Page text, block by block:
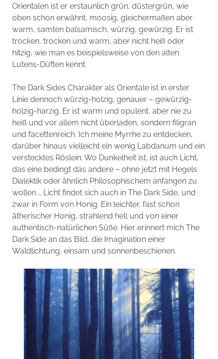
Orientalen ist er erstaunlich grün, düstergrün, wie
oben schon erwähnt, moosig, gleichermaßen aber
warm, samten balsamisch, würzig, gewürzig. Er ist
trocken, trocken und warm, aber nicht heiß oder
hitzig, wie man es beispielsweise von den alten
Lutens-Düften kennt.
The Dark Sides Charakter als Orientale ist in erster
Linie dennoch würzig-holzig, genauer – gewürzig-
holzig-harzig. Er ist warm und opulent, aber nie zu
heiß und vor allem nicht überladen, sondern filigran
und facettenreich. Ich meine Myrrhe zu entdecken,
darüber hinaus vielleicht ein wenig Labdanum und ein
verstecktes Röslein. Wo Dunkelheit ist, ist auch Licht,
das eine bedingt das andere – ohne jetzt mit Hegels
Dialektik oder ähnlich Philosophischem anfangen zu
wollen … Licht findet sich auch in The Dark Side, und
zwar in Form von Honig. Ein leichter, fast schon
ätherischer Honig, strahlend hell und von einer
authentisch-natürlichen Süße. Hier erinnert mich The
Dark Side an das Bild, die Imagination einer
Waldlichtung, einsam und sonnenbeschienen.